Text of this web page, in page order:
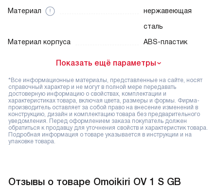
Материал
нержавеющая
сталь
Материал корпуса
ABS-пластик
Показать ещё параметры
*Все информационные материалы, представленные на сайте, носят
справочный характер и не могут в полной мере передавать
достоверную информацию о свойствах, комплектации и
характеристиках товара, включая цвета, размеры и формы. Фирма-
производитель оставляет за собой право на внесение изменений в
конструкцию, дизайн и комплектацию товара без предварительного
уведомления. Перед оформлением заказа покупатель должен
обратиться к продавцу для уточнения свойств и характеристик товара.
Подробная информация о товаре указывается в инструкции и на
упаковке товара.
Отзывы о товаре Omoikiri OV 1 S GB